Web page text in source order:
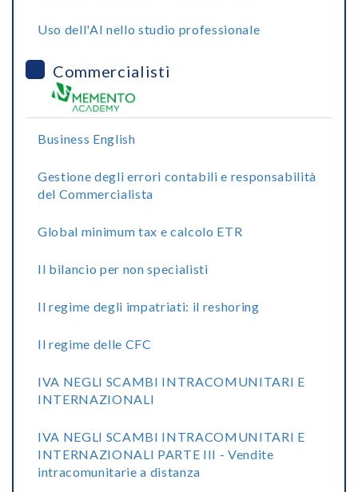
Uso dell'AI nello studio professionale
Commercialisti
Business English
Gestione degli errori contabili e responsabilità
del Commercialista
Global minimum tax e calcolo ETR
Il bilancio per non specialisti
Il regime degli impatriati: il reshoring
Il regime delle CFC
IVA NEGLI SCAMBI INTRACOMUNITARI E
INTERNAZIONALI
IVA NEGLI SCAMBI INTRACOMUNITARI E
INTERNAZIONALI PARTE III - Vendite
intracomunitarie a distanza